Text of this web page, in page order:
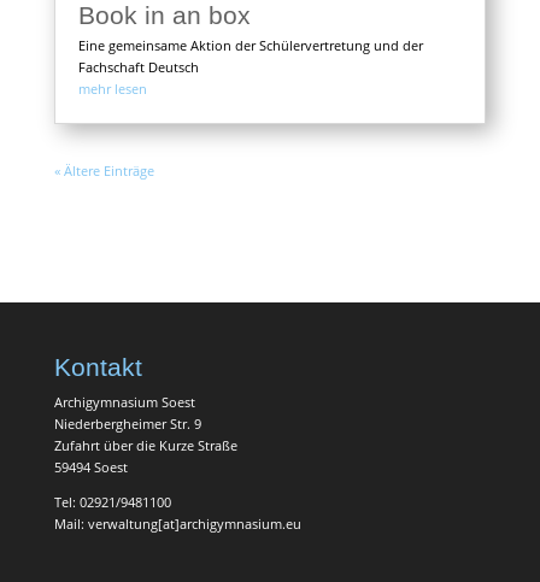
Book in an box
Eine gemeinsame Aktion der Schülervertretung und der
Fachschaft Deutsch
mehr lesen
« Ältere Einträge
Kontakt
Archigymnasium Soest
Niederbergheimer Str. 9
Zufahrt über die Kurze Straße
59494 Soest
Tel: 02921/9481100
Mail: verwaltung[at]archigymnasium.eu